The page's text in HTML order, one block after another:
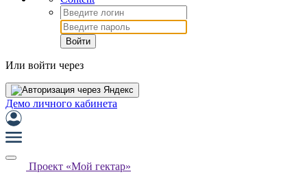
Войти
Или войти через
Демо личного кабинета
Проект «Мой гектар»